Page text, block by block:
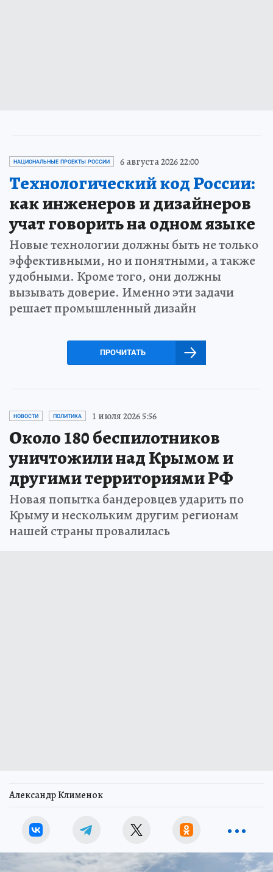
НАЦИОНАЛЬНЫЕ ПРОЕКТЫ РОССИИ 6 августа 2026 22:00
Технологический код России:
как инженеров и дизайнеров
учат говорить на одном языке
Новые технологии должны быть не только
эффективными, но и понятными, а также
удобными. Кроме того, они должны
вызывать доверие. Именно эти задачи
решает промышленный дизайн
ПРОЧИТАТЬ
НОВОСТИ ПОЛИТИКА 1 июля 2026 5:56
Около 180 беспилотников
уничтожили над Крымом и
другими территориями РФ
Новая попытка бандеровцев ударить по
Крыму и нескольким другим регионам
нашей страны провалилась
Александр Клименок